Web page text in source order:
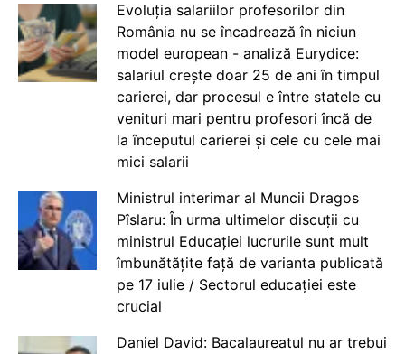
Evoluția salariilor profesorilor din
România nu se încadrează în niciun
model european - analiză Eurydice:
salariul crește doar 25 de ani în timpul
carierei, dar procesul e între statele cu
venituri mari pentru profesori încă de
la începutul carierei și cele cu cele mai
mici salarii
Ministrul interimar al Muncii Dragos
Pîslaru: În urma ultimelor discuții cu
ministrul Educației lucrurile sunt mult
îmbunătățite față de varianta publicată
pe 17 iulie / Sectorul educației este
crucial
Daniel David: Bacalaureatul nu ar trebui